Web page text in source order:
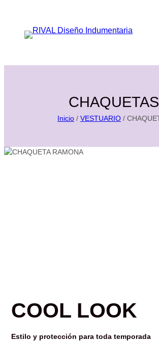
contenido
CHAQUETAS
Inicio / VESTUARIO /
COOL LOOK
Estilo y protección para toda temporada